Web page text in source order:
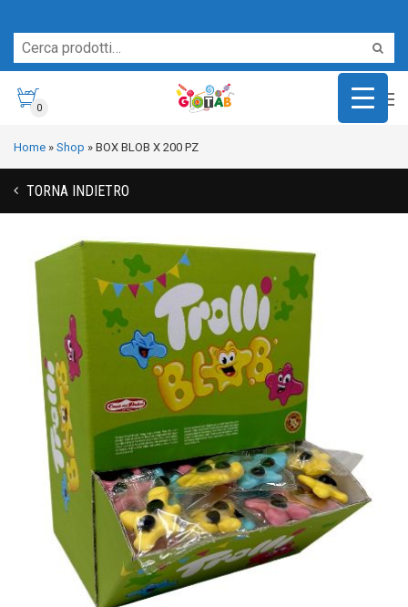
0
Home » Shop » BOX BLOB X 200 PZ
TORNA INDIETRO